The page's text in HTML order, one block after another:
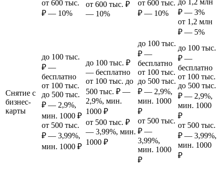
от 600 тыс.
₽ — 10%
от 600 тыс. ₽
— 10%
от 600 тыс.
₽ — 10%
до 1,2 млн
₽ — 3%
от 1,2 млн
₽ — 5%
Снятие с
бизнес-
карты
до 100 тыс.
₽ —
бесплатно
от 100 тыс.
до 500 тыс.
₽ — 2,9%,
мин. 1000 ₽
от 500 тыс.
₽ — 3,99%,
мин. 1000 ₽
до 100 тыс. ₽
— бесплатно
от 100 тыс. до
500 тыс. ₽ —
2,9%, мин.
1000 ₽
от 500 тыс. ₽
— 3,99%, мин.
1000 ₽
до 100 тыс.
₽ —
бесплатно
от 100 тыс.
до 500 тыс.
₽ — 2,9%,
мин. 1000
₽
от 500 тыс.
₽ —
3,99%,
мин. 1000
₽
до 100 тыс.
₽ —
бесплатно
от 100 тыс.
до 500 тыс.
₽ — 2,9%,
мин. 1000
₽
от 500 тыс.
₽ — 3,99%,
мин. 1000
₽